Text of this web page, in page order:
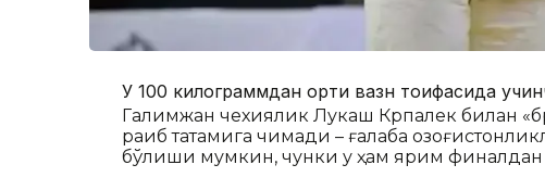
У 100 килограммдан ортиқ вазн тоифасида
Галимжан чехиялик Лукаш Крпалек билан
рақиб татамига чиқмади – ғалаба
бўлиши мумкин, чунки у ҳам ярим финалдан